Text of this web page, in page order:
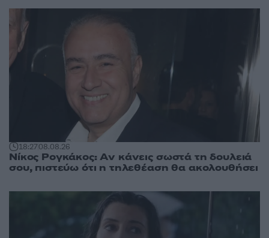
18:2708.08.26
Νίκος Ρογκάκος: Αν κάνεις σωστά τη δουλειά
σου, πιστεύω ότι η τηλεθέαση θα ακολουθήσει